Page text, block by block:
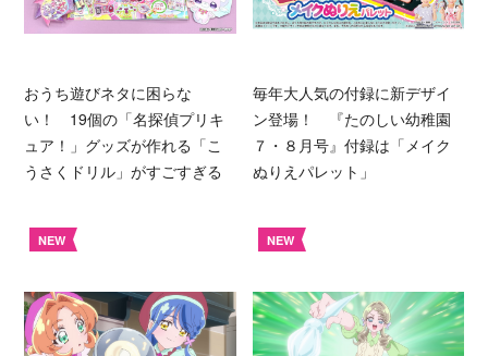
おうち遊びネタに困らな
い！ 19個の「名探偵プリキ
ュア！」グッズが作れる「こ
うさくドリル」がすごすぎる
毎年大人気の付録に新デザイ
ン登場！ 『たのしい幼稚園
７・８月号』付録は「メイク
ぬりえパレット」
NEW NEW